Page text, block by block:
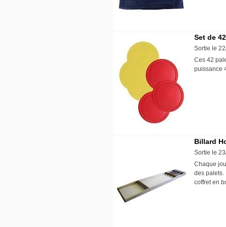
Set de
Sortie le
Ces 42
Billard
Sortie le
Chaque
des palets.
coffret en